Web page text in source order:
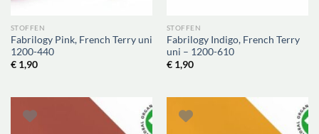
STOFFEN
Fabrilogy Pink, French Terry uni
1200-440
€1,90
STOFFEN
Fabrilogy Indigo, French Terry
uni – 1200-610
€1,90